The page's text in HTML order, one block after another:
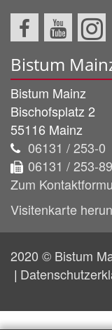
Bistum
Bistum Mainz
Bischofsplatz 2
55116 Mainz
06131 / 253-0
06131 / 253-
Zum
Visitenkarte
2020 © Bistum